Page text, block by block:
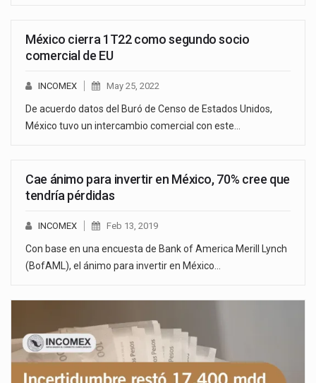
México cierra 1T22 como segundo socio
comercial de EU
INCOMEX May 25, 2022
De acuerdo datos del Buró de Censo de Estados Unidos,
México tuvo un intercambio comercial con este…
Cae ánimo para invertir en México, 70% cree que
tendría pérdidas
INCOMEX Feb 13, 2019
Con base en una encuesta de Bank of America Merill Lynch
(BofAML), el ánimo para invertir en México…